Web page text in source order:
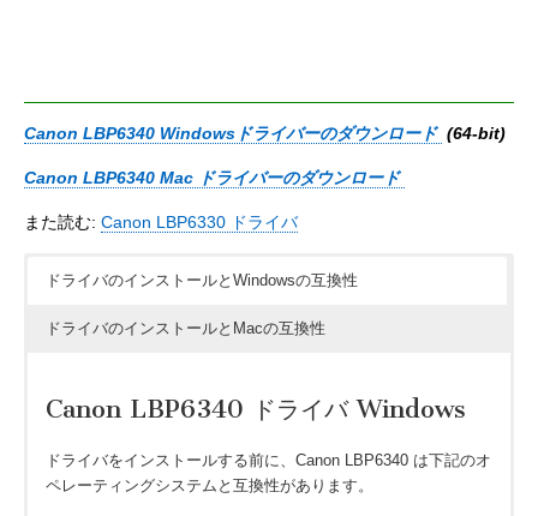
Canon LBP6340 Windowsドライバーのダウンロード (64-bit)
Canon LBP6340 Mac ドライバーのダウンロード
また読む: Canon LBP6330 ドライバ
ドライバのインストールとWindowsの互換性
ドライバのインストールとMacの互換性
Canon LBP6340 ドライバ Windows
ドライバをインストールする前に、Canon LBP6340 は下記のオ
ペレーティングシステムと互換性があります。